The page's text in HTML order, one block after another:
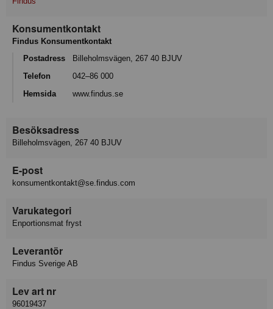
Konsumentkontakt
Findus Konsumentkontakt
Postadress
Billeholmsvägen, 267 40 BJUV
Telefon
042–86 000
Hemsida
www.findus.se
Besöksadress
Billeholmsvägen, 267 40 BJUV
E-post
konsumentkontakt@se.findus.com
Varukategori
Enportionsmat fryst
Leverantör
Findus Sverige AB
Lev art nr
96019437